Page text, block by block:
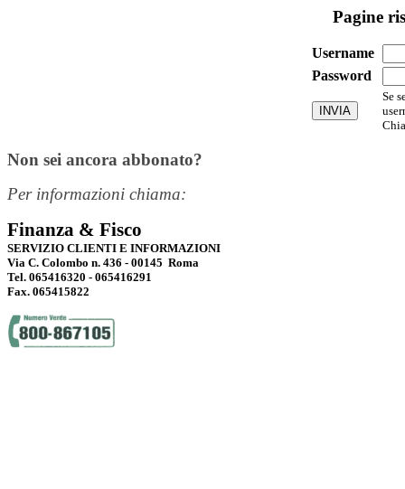
Pagine
Username
Password
Se
Non sei ancora abbonato?
Per informazioni chiama:
Finanza & Fisco
SERVIZIO CLIENTI E INFORMAZIONI
Via C. Colombo n. 436 - 00145 Roma
Tel. 065416320 - 065416291
Fax. 065415822